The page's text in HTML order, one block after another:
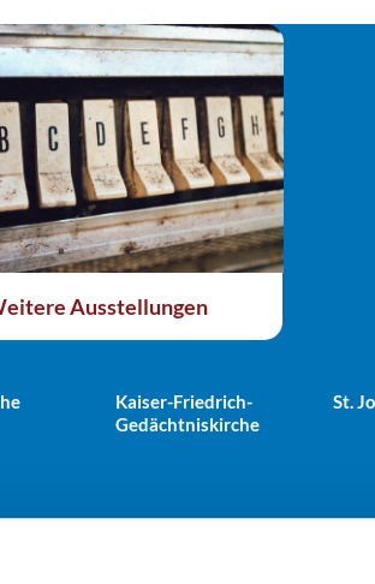
Ausstellungen
Kaiser-Friedrich-
Gedächtniskirche
St.